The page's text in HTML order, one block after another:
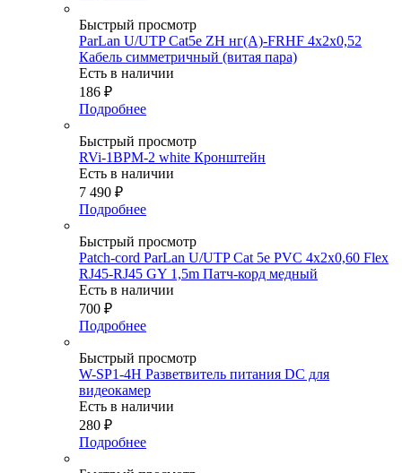
Быстрый просмотр
ParLan U/UTP Cat5e ZH нг(А)-FRHF 4х2x0,52
Кабель симметричный (витая пара)
Есть в наличии
186 ₽
Подробнее
Быстрый просмотр
RVi-1BPM-2 white Кронштейн
Есть в наличии
7 490 ₽
Подробнее
Быстрый просмотр
Patch-cord ParLan U/UTP Cat 5e PVC 4х2х0,60 Flex
RJ45-RJ45 GY 1,5m Патч-корд медный
Есть в наличии
700 ₽
Подробнее
Быстрый просмотр
W-SP1-4H Разветвитель питания DC для
видеокамер
Есть в наличии
280 ₽
Подробнее